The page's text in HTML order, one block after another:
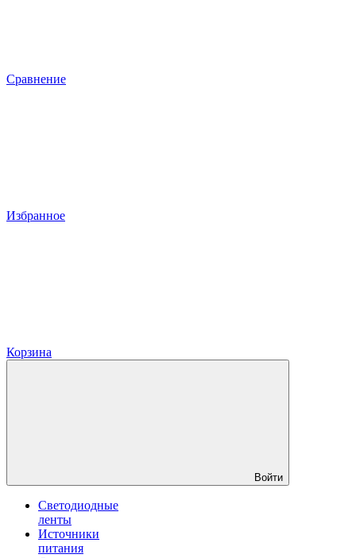
Сравнение
Избранное
Корзина
Войти
Светодиодные
ленты
Источники
питания